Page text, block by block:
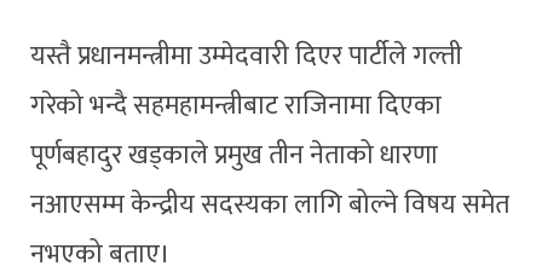
यस्तै प्रधानमन्त्रीमा उम्मेदवारी दिएर पार्टीले गल्ती
गरेको भन्दै सहमहामन्त्रीबाट राजिनामा दिएका
पूर्णबहादुर खड्काले प्रमुख तीन नेताको धारणा
नआएसम्म केन्द्रीय सदस्यका लागि बोल्ने विषय समेत
नभएको बताए।